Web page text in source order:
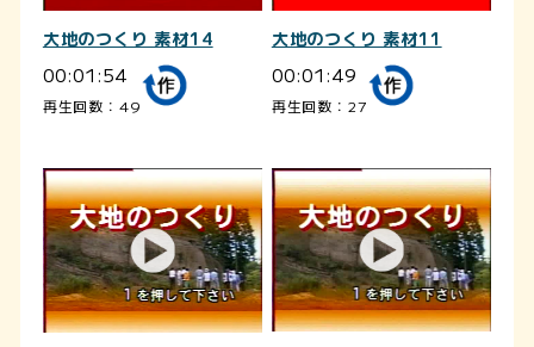
大地のつくり 素材14
00:01:54
再生回数：49
大地のつくり 素材11
00:01:49
再生回数：27